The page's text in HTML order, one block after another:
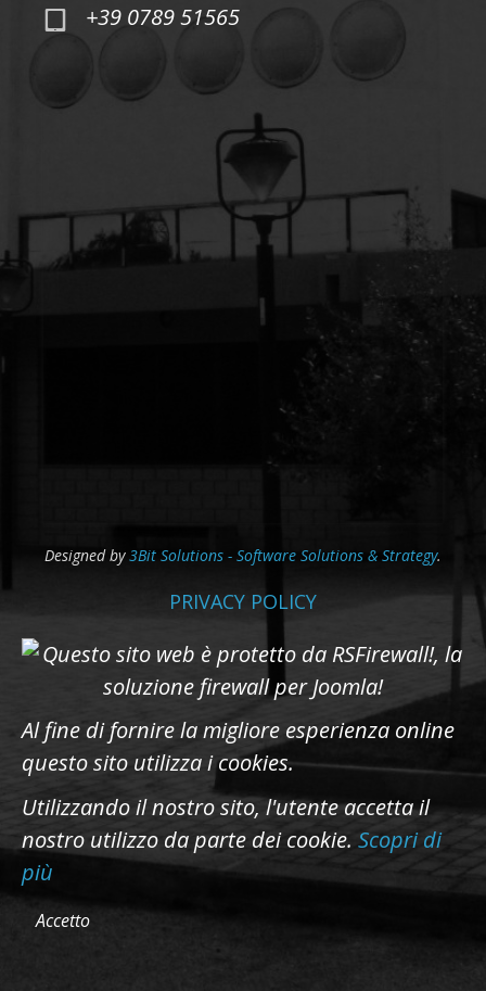
+39 0789 51565
Designed by3Bit Solutions - Software Solutions & Strategy.
PRIVACY POLICY
Al fine di fornire la migliore esperienza online
questo sito utilizza i cookies.
Utilizzando il nostro sito, l'utente accetta il
nostro utilizzo da parte dei cookie. Scopri di
più
Accetto